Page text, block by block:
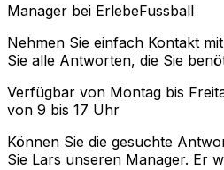
Manager bei ErlebeFussball
Nehmen Sie einfach Kontakt
Sie alle Antworten, die Sie
Verfügbar von Montag bis
von 9 bis 17 Uhr
Können Sie die gesuchte
Sie Lars unseren Manager. Er